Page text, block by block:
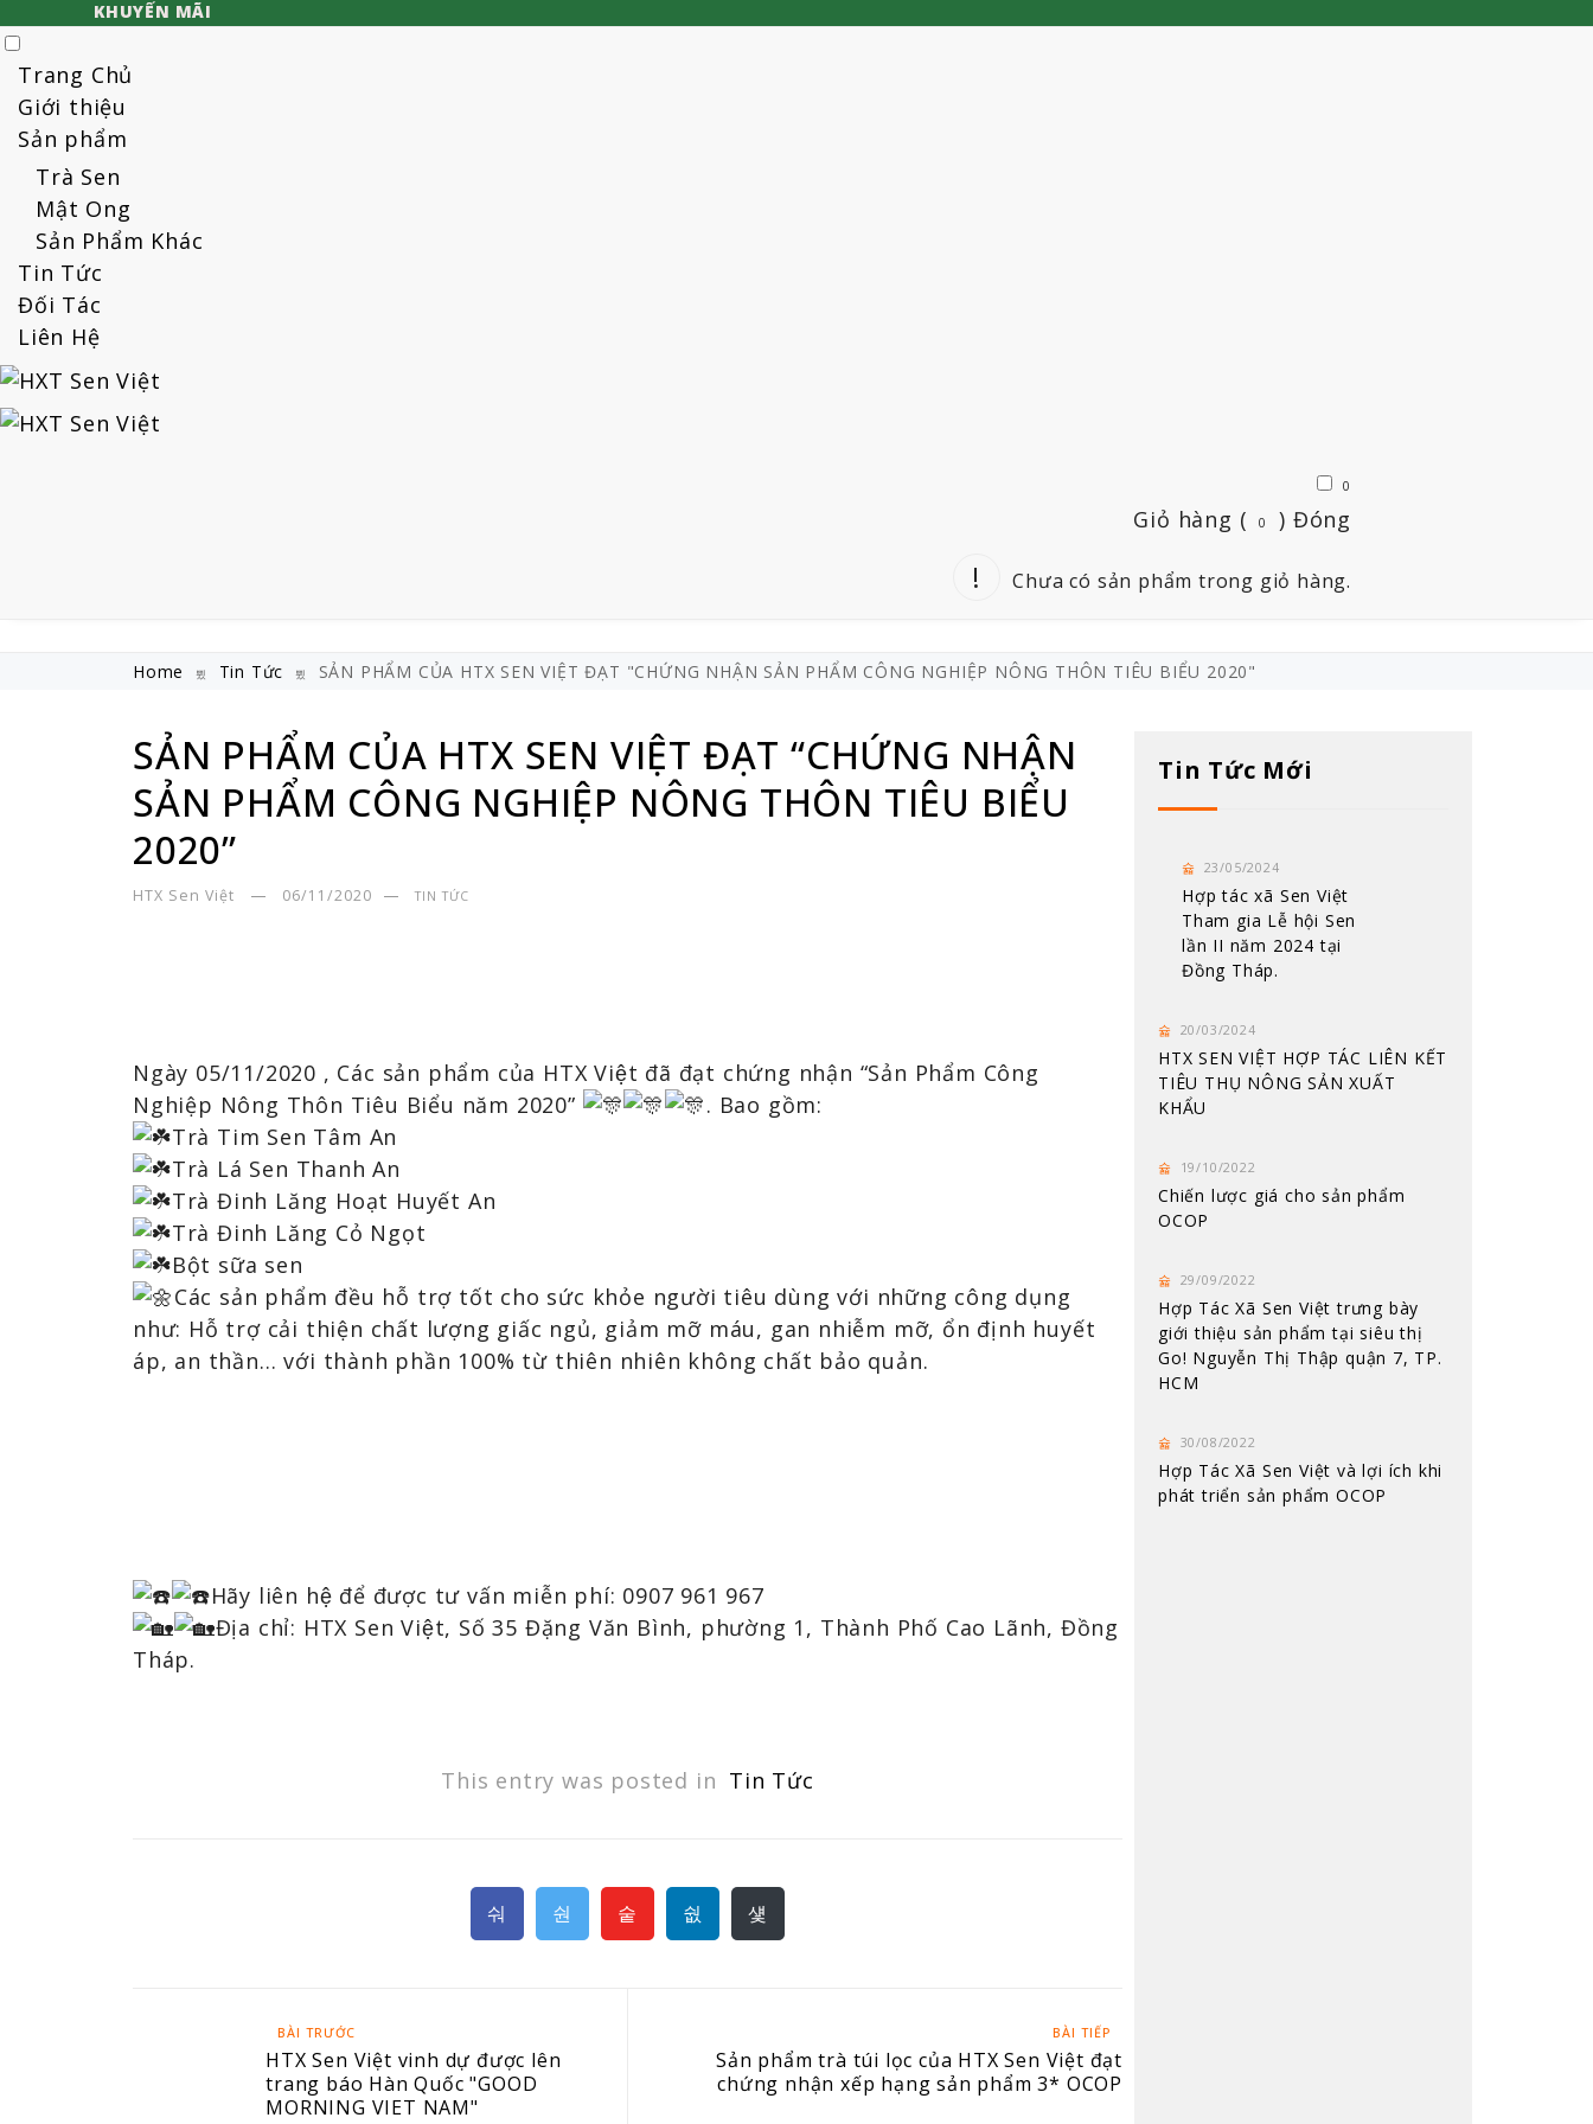
KHUYẾN MÃI
Trang Chủ
Giới thiệu
Sản phẩm
Trà Sen
Mật Ong
Sản Phẩm Khác
Tin Tức
Đối Tác
Liên Hệ
0
Giỏ hàng ( 0 ) Đóng
Chưa có sản phẩm trong giỏ hàng.
Home Tin Tức SẢN PHẨM CỦA HTX SEN VIỆT ĐẠT "CHỨNG NHẬN SẢN PHẨM CÔNG NGHIỆP NÔNG THÔN TIÊU BIỂU 2020"
SẢN PHẨM CỦA HTX SEN VIỆT ĐẠT “CHỨNG NHẬN
SẢN PHẨM CÔNG NGHIỆP NÔNG THÔN TIÊU BIỂU
2020”
HTX Sen Việt 06/11/2020 TIN TỨC
Ngày 05/11/2020 , Các sản phẩm của HTX Việt đã đạt chứng nhận “Sản Phẩm Công
Nghiệp Nông Thôn Tiêu Biểu năm 2020”
. Bao gồm:
Trà Tim Sen Tâm An
Trà Lá Sen Thanh An
Trà Đinh Lăng Hoạt Huyết An
Trà Đinh Lăng Cỏ Ngọt
Bột sữa sen
Các sản phẩm đều hỗ trợ tốt cho sức khỏe người tiêu dùng với những công dụng
như: Hỗ trợ cải thiện chất lượng giấc ngủ, giảm mỡ máu, gan nhiễm mỡ, ổn định huyết
áp, an thần… với thành phần 100% từ thiên nhiên không chất bảo quản.
Hãy liên hệ để được tư vấn miễn phí: 0907 961 967
Địa chỉ: HTX Sen Việt, Số 35 Đặng Văn Bình, phường 1, Thành Phố Cao Lãnh, Đồng
Tháp.
This entry was posted in Tin Tức
BÀI TRƯỚC
HTX Sen Việt vinh dự được lên
trang báo Hàn Quốc "GOOD
MORNING VIET NAM"
BÀI TIẾP
Sản phẩm trà túi lọc của HTX Sen Việt đạt
chứng nhận xếp hạng sản phẩm 3* OCOP
Tin Tức Mới
23/05/2024
Hợp tác xã Sen Việt
Tham gia Lễ hội Sen
lần II năm 2024 tại
Đồng Tháp.
20/03/2024
HTX SEN VIỆT HỢP TÁC LIÊN KẾT
TIÊU THỤ NÔNG SẢN XUẤT
KHẨU
19/10/2022
Chiến lược giá cho sản phẩm
OCOP
29/09/2022
Hợp Tác Xã Sen Việt trưng bày
giới thiệu sản phẩm tại siêu thị
Go! Nguyễn Thị Thập quận 7, TP.
HCM
30/08/2022
Hợp Tác Xã Sen Việt và lợi ích khi
phát triển sản phẩm OCOP